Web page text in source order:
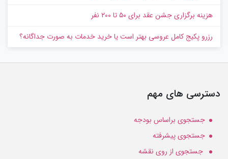
هزینه برگزاری جشن عقد برای ۵۰ تا ۲۰۰ نفر
رزرو پکیج کامل عروسی بهتر است یا خرید خدمات به‌ صورت جداگانه؟
دسترسی های مهم
جستجوی براساس بودجه
جستجوی پیشرفته
جستجوی از روی نقشه